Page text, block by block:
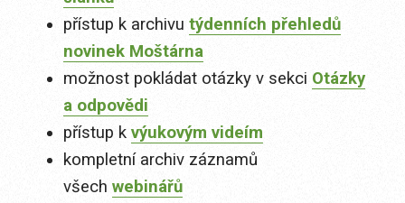
přístup k archivu týdenních přehledů
novinek Moštárna
možnost pokládat otázky v sekci Otázky
a odpovědi
přístup k výukovým videím
kompletní archiv záznamů
všech webinářů